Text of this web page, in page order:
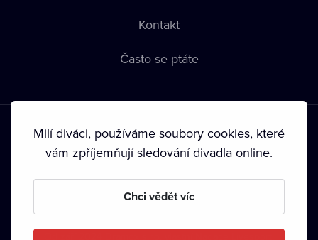
Kontakt
Často se ptáte
Podmínky používání • Ochrana soukromí • Zásady používání
• Autorská práva•
Milí diváci, používáme soubory cookies, které
vám zpříjemňují sledování divadla online.
Chci vědět víc